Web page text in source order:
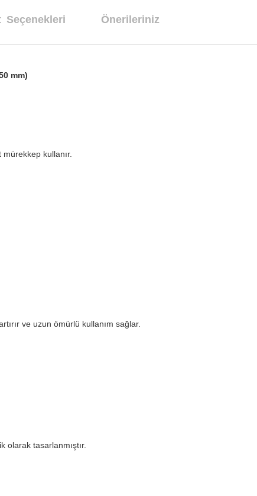
Seçenekleri Önerileriniz
mm)
kullanır.
ve uzun ömürlü kullanım sağlar.
tasarlanmıştır.